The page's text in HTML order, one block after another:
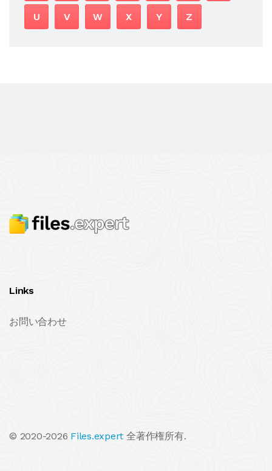
U V W X Y Z
Links
お問い合わせ
© 2020-2026 Files.expert 全著作権所有.